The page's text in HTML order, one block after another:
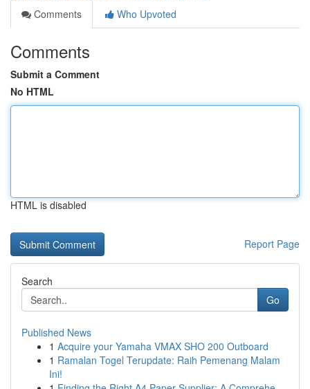
Comments
Who Upvoted
Comments
Submit a Comment
No HTML
HTML is disabled
Report Page
Search
Go
Published News
1 Acquire your Yamaha VMAX SHO 200 Outboard
1 Ramalan Togel Terupdate: Raih Pemenang Malam
Ini!